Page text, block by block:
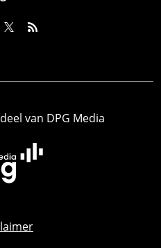
van DPG Media